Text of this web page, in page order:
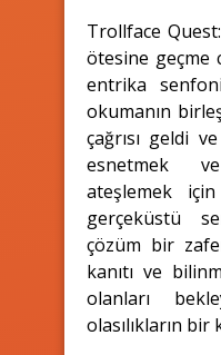
Trollface
ötesine geçme
entrika
okumanın
çağrısı geldi
esnetmek
ateşlemek
gerçeküstü
çözüm bir
kanıtı ve
olanları
olasılıkların bir